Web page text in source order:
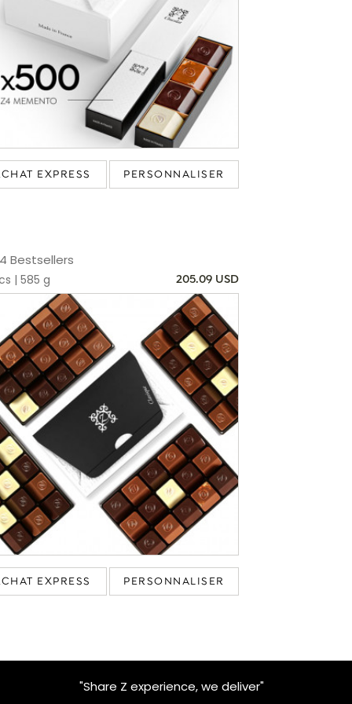
EXPRESS PERSONNALISER
Bestsellers
| 585 g 205.09 USD
EXPRESS PERSONNALISER
"Share Z experience, we deliver"